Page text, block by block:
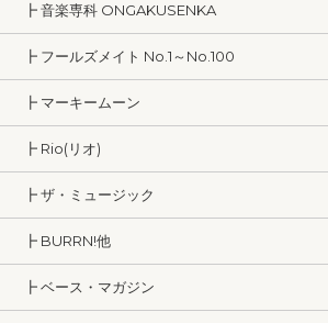
┣ 音楽専科 ONGAKUSENKA
┣ フールズメイト No.1～No.100
┣ マーキームーン
┣ Rio(リオ)
┣ ザ・ミュージック
┣ BURRN!他
┣ ベース・マガジン